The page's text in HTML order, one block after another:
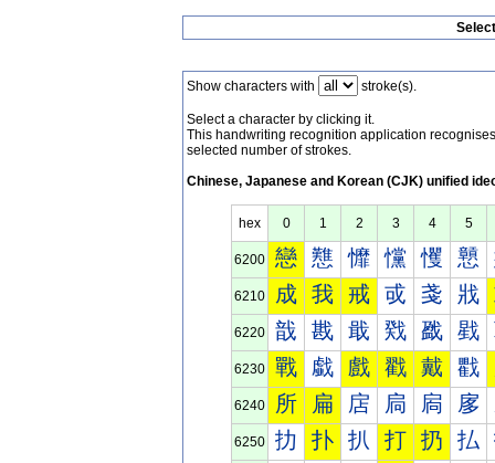
Show characters with stroke(s).
Select a character by clicking it.
This handwriting recognition application
selected number of strokes.
Chinese, Japanese and Korean (CJK) unified
hex 0 1 2 3 4 5
6200 戀 戁 戂 戃 戄 戅
6210 成 我 戒 戓 戔 戕
6220 戠 戡 戢 戣 戤 戥
6230 戰 戱 戲 戳 戴 戵
6240 所 扁 扂 扃 扄 扅
6250 扐 扑 扒 打 扔 払